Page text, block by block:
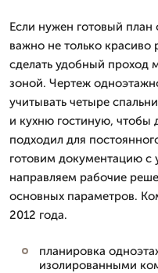
Если нужен готовый
важно не только красиво
сделать удобный проход
зоной. Чертеж
учитывать четыре
и кухню гостиную, чтобы
подходил для
готовим документацию с
направляем рабочие
основных параметров.
2012 года.
планировка
изолированными